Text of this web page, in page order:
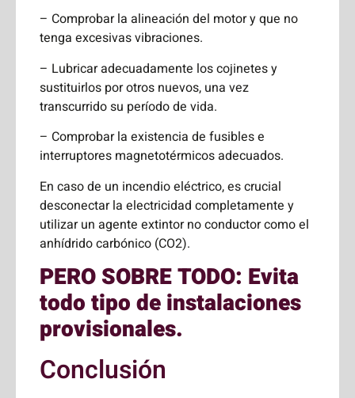
– Comprobar la alineación del motor y que no
tenga excesivas vibraciones.
– Lubricar adecuadamente los cojinetes y
sustituirlos por otros nuevos, una vez
transcurrido su período de vida.
– Comprobar la existencia de fusibles e
interruptores magnetotérmicos adecuados.
En caso de un incendio eléctrico, es crucial
desconectar la electricidad completamente y
utilizar un agente extintor no conductor como el
anhídrido carbónico (CO2).
PERO SOBRE TODO: Evita
todo tipo de instalaciones
provisionales.
Conclusión